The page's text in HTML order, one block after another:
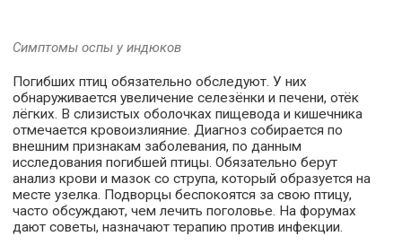
Симптомы оспы у индюков
Погибших птиц обязательно обследуют. У них
обнаруживается увеличение селезёнки и печени, отёк
лёгких. В слизистых оболочках пищевода и кишечника
отмечается кровоизлияние. Диагноз собирается по
внешним признакам заболевания, по данным
исследования погибшей птицы. Обязательно берут
анализ крови и мазок со струпа, который образуется на
месте узелка. Подворцы беспокоятся за свою птицу,
часто обсуждают, чем лечить поголовье. На форумах
дают советы, назначают терапию против инфекции.